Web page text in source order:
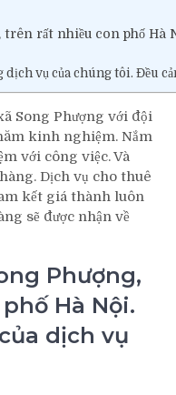
rất nhiều con phố Hà
vụ của chúng tôi. Đều
Song Phượng với đội
kinh nghiệm. Nắm
với công việc. Và
Dịch vụ cho thuê
kết giá thành luôn
sẽ được nhận về
Phượng,
Hà Nội.
dịch vụ